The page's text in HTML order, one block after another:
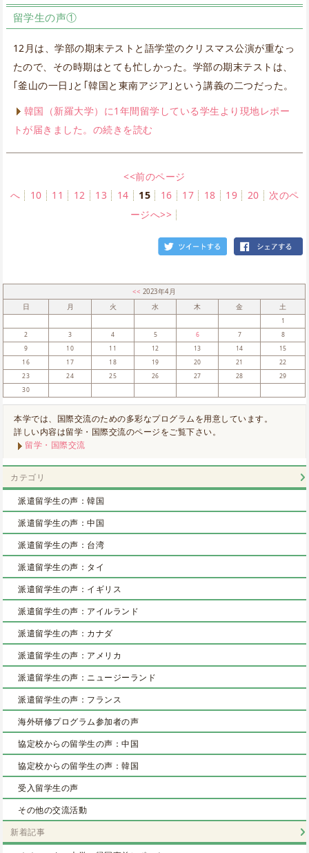
留学生の声①
12月は、学部の期末テストと語学堂のクリスマス公演が重なっ
たので、その時期はとても忙しかった。学部の期末テストは、
｢釜山の一日｣と｢韓国と東南アジア｣という講義の二つだった。
韓国（新羅大学）に1年間留学している学生より現地レポー
トが届きました。の続きを読む
<<前のページ
へ
10 11 12 13 14 15 16 17 18 19 20
次のペ
ージへ>>
<< 2023年4月
日
月 火 水 木 金 土
1
2
3 4 5 6 7
8
9
10 11 12 13 14
15
16
17 18 19 20 21
22
23
24 25 26 27 28
29
30
本学では、国際交流のための多彩なプログラムを用意しています。
詳しい内容は留学・国際交流のページをご覧下さい。
留学・国際交流
カテゴリ
派遣留学生の声：韓国
派遣留学生の声：中国
派遣留学生の声：台湾
派遣留学生の声：タイ
派遣留学生の声：イギリス
派遣留学生の声：アイルランド
派遣留学生の声：カナダ
派遣留学生の声：アメリカ
派遣留学生の声：ニュージーランド
派遣留学生の声：フランス
海外研修プログラム参加者の声
協定校からの留学生の声：中国
協定校からの留学生の声：韓国
受入留学生の声
その他の交流活動
新着記事